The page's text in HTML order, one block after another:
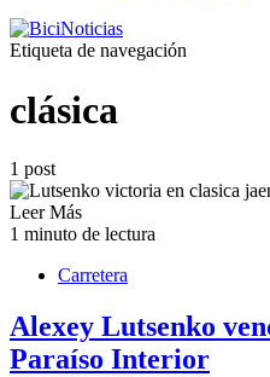
Etiqueta de navegación
clásica
1 post
Leer Más
1 minuto de lectura
Carretera
Alexey Lutsenko
Paraíso Interior